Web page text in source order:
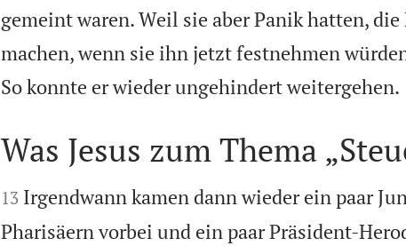
gemeint waren. Weil sie aber Panik hatten,
machen, wenn sie ihn jetzt festnehmen
So konnte er wieder ungehindert weitergehen.

Was Jesus zum Thema

13 Irgendwann kamen dann wieder ein paar
Pharisäern vorbei und ein paar Präsident-